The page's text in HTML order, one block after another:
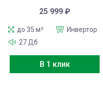
25 999₽
до 35 м²
Инвертор
27 Дб
В 1 клик